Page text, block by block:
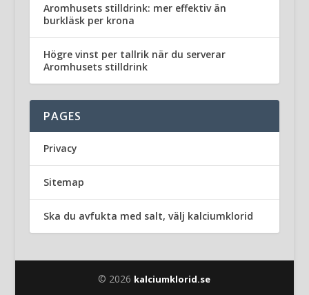
Aromhusets stilldrink: mer effektiv än
burkläsk per krona
Högre vinst per tallrik när du serverar
Aromhusets stilldrink
PAGES
Privacy
Sitemap
Ska du avfukta med salt, välj kalciumklorid
© 2026 kalciumklorid.se